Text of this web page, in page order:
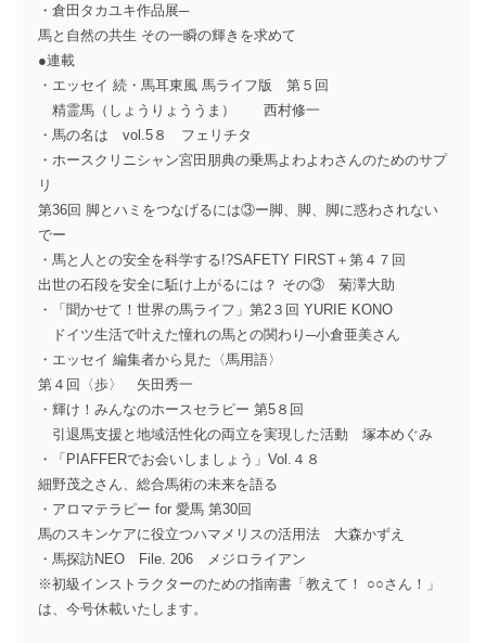
・倉田タカユキ作品展─
馬と自然の共生 その一瞬の輝きを求めて
●連載
・エッセイ 続・馬耳東風 馬ライフ版 第５回
精霊馬（しょうりょううま） 西村修一
・馬の名は vol.5８ フェリチタ
・ホースクリニシャン宮田朋典の乗馬よわよわさんのためのサプ
リ
第36回 脚とハミをつなげるには③ー脚、脚、脚に惑わされない
でー
・馬と人との安全を科学する!?SAFETY FIRST＋第４７回
出世の石段を安全に駈け上がるには？ その③ 菊澤大助
・「聞かせて！世界の馬ライフ」第2３回 YURIE KONO
ドイツ生活で叶えた憧れの馬との関わり─小倉亜美さん
・エッセイ 編集者から見た〈馬用語〉
第４回〈歩〉 矢田秀一
・輝け！みんなのホースセラピー 第5８回
引退馬支援と地域活性化の両立を実現した活動 塚本めぐみ
・「PIAFFERでお会いしましょう」Vol.４８
細野茂之さん、総合馬術の未来を語る
・アロマテラピー for 愛馬 第30回
馬のスキンケアに役立つハマメリスの活用法 大森かずえ
・馬探訪NEO File. 206 メジロライアン
※初級インストラクターのための指南書「教えて！ ○○さん！」
は、今号休載いたします。